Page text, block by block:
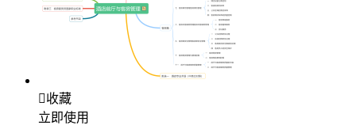
收藏
立即使用